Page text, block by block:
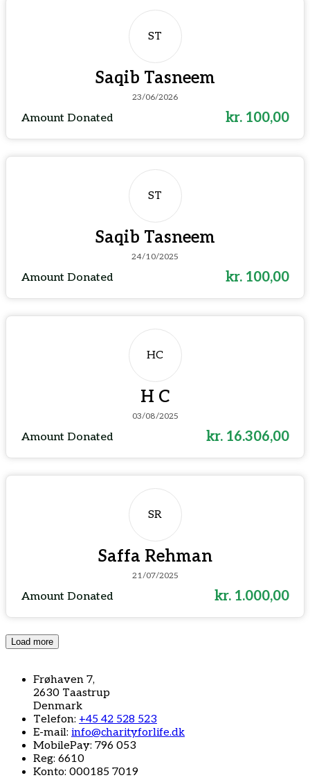
ST
Saqib Tasneem
23/06/2026
Amount Donated kr. 100,00
ST
Saqib Tasneem
24/10/2025
Amount Donated kr. 100,00
HC
H C
03/08/2025
Amount Donated kr. 16.306,00
SR
Saffa Rehman
21/07/2025
Amount Donated kr. 1.000,00
Load more
Frøhaven 7,
2630 Taastrup
Denmark
Telefon: +45 42 528 523
E-mail: info@charityforlife.dk
MobilePay: 796 053
Reg: 6610
Konto: 000185 7019